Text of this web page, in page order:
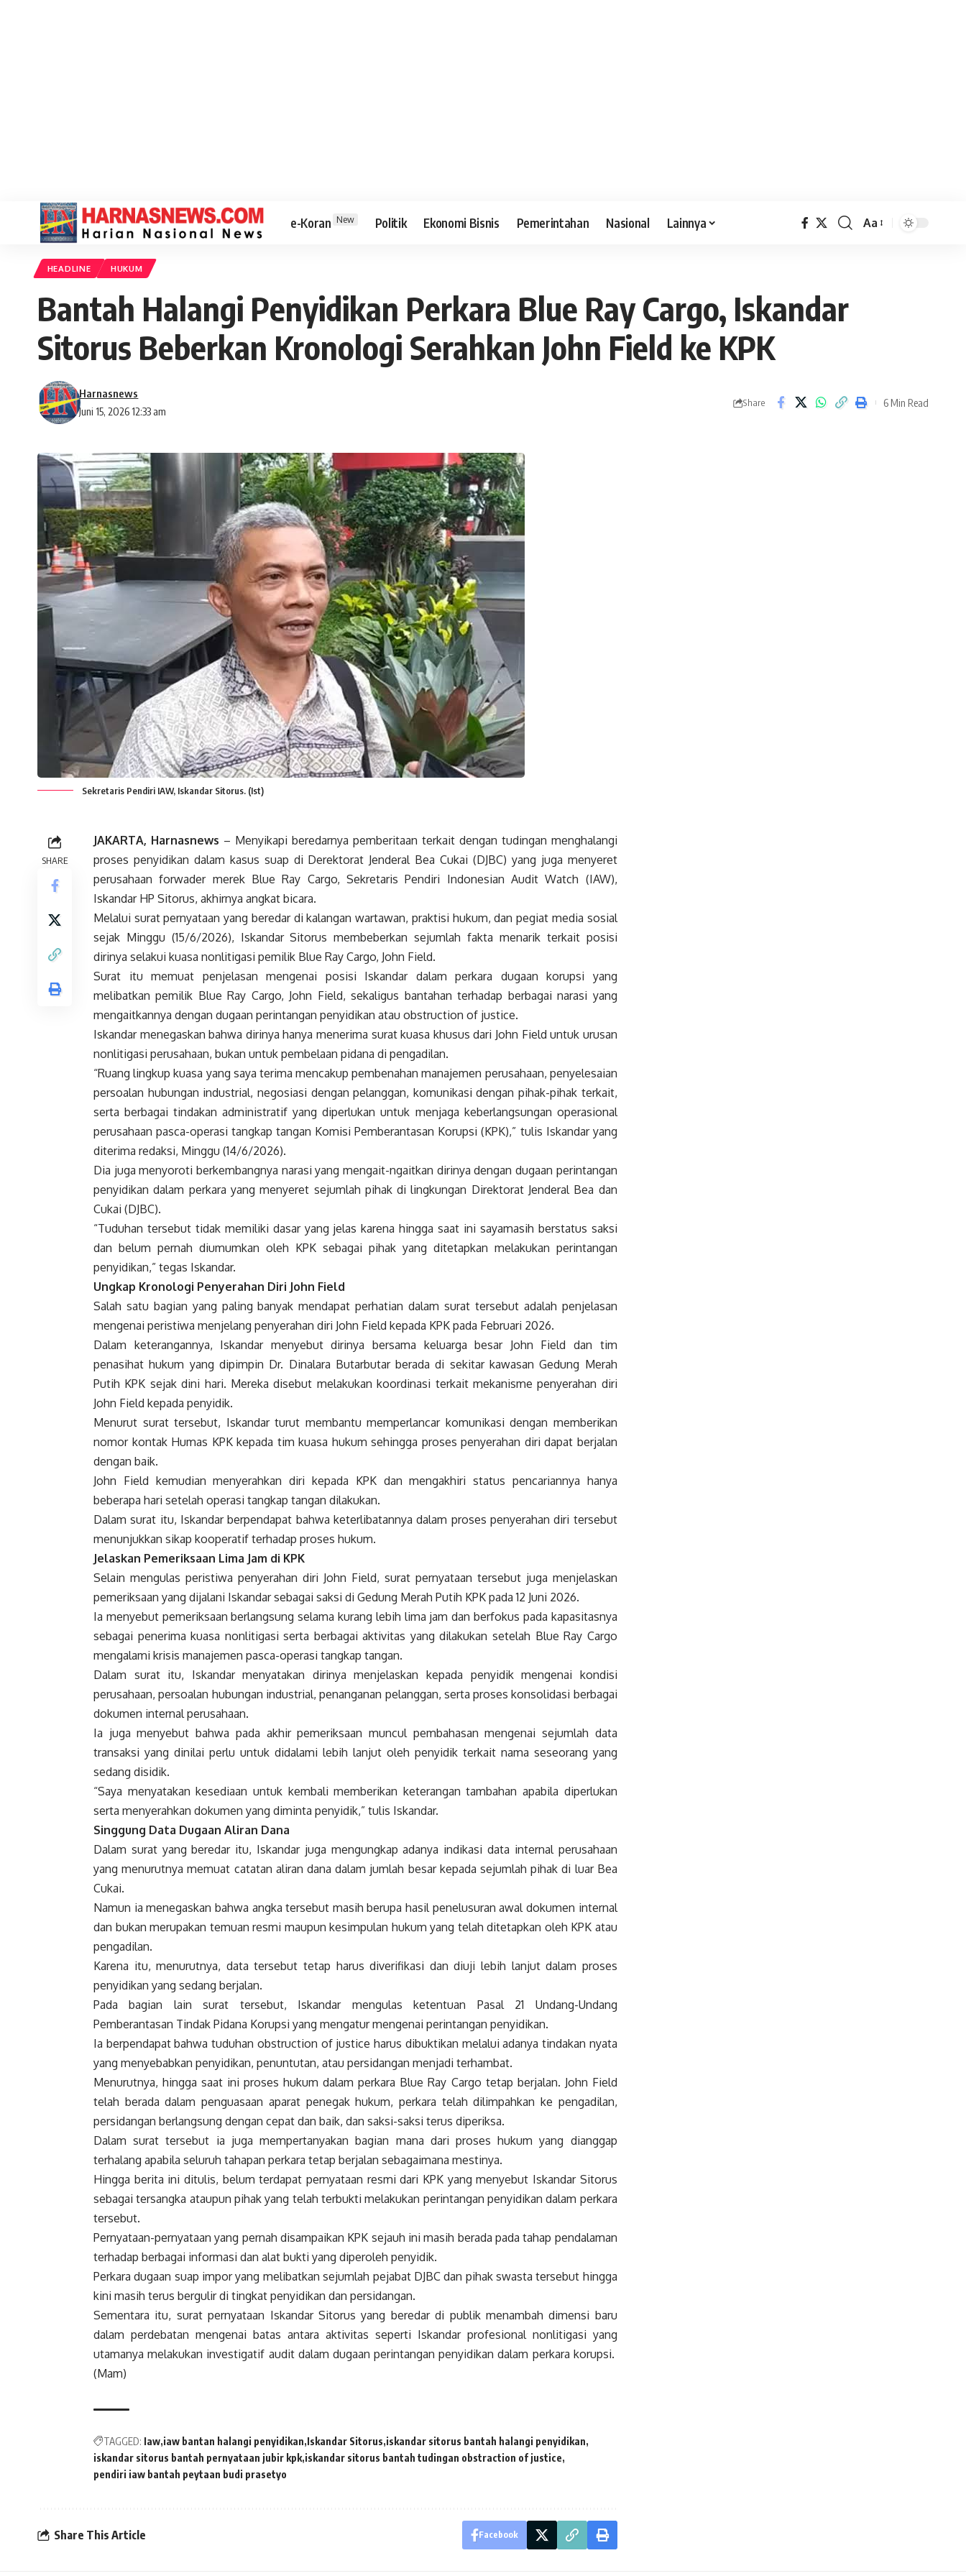
e-Koran New Politik Ekonomi Bisnis Pemerintahan Nasional Lainnya Aa
HEADLINE HUKUM
Bantah Halangi Penyidikan Perkara Blue Ray Cargo, Iskandar
Sitorus Beberkan Kronologi Serahkan John Field ke KPK
Juni 15, 2026 12:33 am
Harnasnews
Share 6 Min Read
Sekretaris Pendiri IAW, Iskandar Sitorus. (Ist)
SHARE
JAKARTA, Harnasnews – Menyikapi beredarnya pemberitaan terkait dengan tudingan menghalangi
proses penyidikan dalam kasus suap di Derektorat Jenderal Bea Cukai (DJBC) yang juga menyeret
perusahaan forwader merek Blue Ray Cargo, Sekretaris Pendiri Indonesian Audit Watch (IAW),
Iskandar HP Sitorus, akhirnya angkat bicara.
Melalui surat pernyataan yang beredar di kalangan wartawan, praktisi hukum, dan pegiat media sosial
sejak Minggu (15/6/2026), Iskandar Sitorus membeberkan sejumlah fakta menarik terkait posisi
dirinya selakui kuasa nonlitigasi pemilik Blue Ray Cargo, John Field.
Surat itu memuat penjelasan mengenai posisi Iskandar dalam perkara dugaan korupsi yang
melibatkan pemilik Blue Ray Cargo, John Field, sekaligus bantahan terhadap berbagai narasi yang
mengaitkannya dengan dugaan perintangan penyidikan atau obstruction of justice.
Iskandar menegaskan bahwa dirinya hanya menerima surat kuasa khusus dari John Field untuk urusan
nonlitigasi perusahaan, bukan untuk pembelaan pidana di pengadilan.
“Ruang lingkup kuasa yang saya terima mencakup pembenahan manajemen perusahaan, penyelesaian
persoalan hubungan industrial, negosiasi dengan pelanggan, komunikasi dengan pihak-pihak terkait,
serta berbagai tindakan administratif yang diperlukan untuk menjaga keberlangsungan operasional
perusahaan pasca-operasi tangkap tangan Komisi Pemberantasan Korupsi (KPK),” tulis Iskandar yang
diterima redaksi, Minggu (14/6/2026).
Dia juga menyoroti berkembangnya narasi yang mengait-ngaitkan dirinya dengan dugaan perintangan
penyidikan dalam perkara yang menyeret sejumlah pihak di lingkungan Direktorat Jenderal Bea dan
Cukai (DJBC).
“Tuduhan tersebut tidak memiliki dasar yang jelas karena hingga saat ini sayamasih berstatus saksi
dan belum pernah diumumkan oleh KPK sebagai pihak yang ditetapkan melakukan perintangan
penyidikan,” tegas Iskandar.
Ungkap Kronologi Penyerahan Diri John Field
Salah satu bagian yang paling banyak mendapat perhatian dalam surat tersebut adalah penjelasan
mengenai peristiwa menjelang penyerahan diri John Field kepada KPK pada Februari 2026.
Dalam keterangannya, Iskandar menyebut dirinya bersama keluarga besar John Field dan tim
penasihat hukum yang dipimpin Dr. Dinalara Butarbutar berada di sekitar kawasan Gedung Merah
Putih KPK sejak dini hari. Mereka disebut melakukan koordinasi terkait mekanisme penyerahan diri
John Field kepada penyidik.
Menurut surat tersebut, Iskandar turut membantu memperlancar komunikasi dengan memberikan
nomor kontak Humas KPK kepada tim kuasa hukum sehingga proses penyerahan diri dapat berjalan
dengan baik.
John Field kemudian menyerahkan diri kepada KPK dan mengakhiri status pencariannya hanya
beberapa hari setelah operasi tangkap tangan dilakukan.
Dalam surat itu, Iskandar berpendapat bahwa keterlibatannya dalam proses penyerahan diri tersebut
menunjukkan sikap kooperatif terhadap proses hukum.
Jelaskan Pemeriksaan Lima Jam di KPK
Selain mengulas peristiwa penyerahan diri John Field, surat pernyataan tersebut juga menjelaskan
pemeriksaan yang dijalani Iskandar sebagai saksi di Gedung Merah Putih KPK pada 12 Juni 2026.
Ia menyebut pemeriksaan berlangsung selama kurang lebih lima jam dan berfokus pada kapasitasnya
sebagai penerima kuasa nonlitigasi serta berbagai aktivitas yang dilakukan setelah Blue Ray Cargo
mengalami krisis manajemen pasca-operasi tangkap tangan.
Dalam surat itu, Iskandar menyatakan dirinya menjelaskan kepada penyidik mengenai kondisi
perusahaan, persoalan hubungan industrial, penanganan pelanggan, serta proses konsolidasi berbagai
dokumen internal perusahaan.
Ia juga menyebut bahwa pada akhir pemeriksaan muncul pembahasan mengenai sejumlah data
transaksi yang dinilai perlu untuk didalami lebih lanjut oleh penyidik terkait nama seseorang yang
sedang disidik.
“Saya menyatakan kesediaan untuk kembali memberikan keterangan tambahan apabila diperlukan
serta menyerahkan dokumen yang diminta penyidik,” tulis Iskandar.
Singgung Data Dugaan Aliran Dana
Dalam surat yang beredar itu, Iskandar juga mengungkap adanya indikasi data internal perusahaan
yang menurutnya memuat catatan aliran dana dalam jumlah besar kepada sejumlah pihak di luar Bea
Cukai.
Namun ia menegaskan bahwa angka tersebut masih berupa hasil penelusuran awal dokumen internal
dan bukan merupakan temuan resmi maupun kesimpulan hukum yang telah ditetapkan oleh KPK atau
pengadilan.
Karena itu, menurutnya, data tersebut tetap harus diverifikasi dan diuji lebih lanjut dalam proses
penyidikan yang sedang berjalan.
Pada bagian lain surat tersebut, Iskandar mengulas ketentuan Pasal 21 Undang-Undang
Pemberantasan Tindak Pidana Korupsi yang mengatur mengenai perintangan penyidikan.
Ia berpendapat bahwa tuduhan obstruction of justice harus dibuktikan melalui adanya tindakan nyata
yang menyebabkan penyidikan, penuntutan, atau persidangan menjadi terhambat.
Menurutnya, hingga saat ini proses hukum dalam perkara Blue Ray Cargo tetap berjalan. John Field
telah berada dalam penguasaan aparat penegak hukum, perkara telah dilimpahkan ke pengadilan,
persidangan berlangsung dengan cepat dan baik, dan saksi-saksi terus diperiksa.
Dalam surat tersebut ia juga mempertanyakan bagian mana dari proses hukum yang dianggap
terhalang apabila seluruh tahapan perkara tetap berjalan sebagaimana mestinya.
Hingga berita ini ditulis, belum terdapat pernyataan resmi dari KPK yang menyebut Iskandar Sitorus
sebagai tersangka ataupun pihak yang telah terbukti melakukan perintangan penyidikan dalam perkara
tersebut.
Pernyataan-pernyataan yang pernah disampaikan KPK sejauh ini masih berada pada tahap pendalaman
terhadap berbagai informasi dan alat bukti yang diperoleh penyidik.
Perkara dugaan suap impor yang melibatkan sejumlah pejabat DJBC dan pihak swasta tersebut hingga
kini masih terus bergulir di tingkat penyidikan dan persidangan.
Sementara itu, surat pernyataan Iskandar Sitorus yang beredar di publik menambah dimensi baru
dalam perdebatan mengenai batas antara aktivitas seperti Iskandar profesional nonlitigasi yang
utamanya melakukan investigatif audit dalam dugaan perintangan penyidikan dalam perkara korupsi.
(Mam)
TAGGED: Iaw iaw bantan halangi penyidikan Iskandar Sitorus iskandar sitorus bantah halangi penyidikan
iskandar sitorus bantah pernyataan jubir kpk iskandar sitorus bantah tudingan obstraction of justice
pendiri iaw bantah peytaan budi prasetyo
Share This Article Facebook